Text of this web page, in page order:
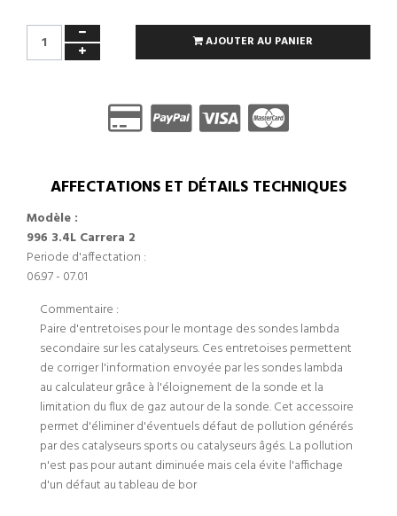
AJOUTER AU PANIER
AFFECTATIONS ET DÉTAILS TECHNIQUES
Modèle :
996 3.4L Carrera 2
Periode d'affectation :
06.97 - 07.01
Commentaire :
Paire d'entretoises pour le montage des sondes lambda
secondaire sur les catalyseurs. Ces entretoises permettent
de corriger l'information envoyée par les sondes lambda
au calculateur grâce à l'éloignement de la sonde et la
limitation du flux de gaz autour de la sonde. Cet accessoire
permet d'éliminer d'éventuels défaut de pollution générés
par des catalyseurs sports ou catalyseurs âgés. La pollution
n'est pas pour autant diminuée mais cela évite l'affichage
d'un défaut au tableau de bor